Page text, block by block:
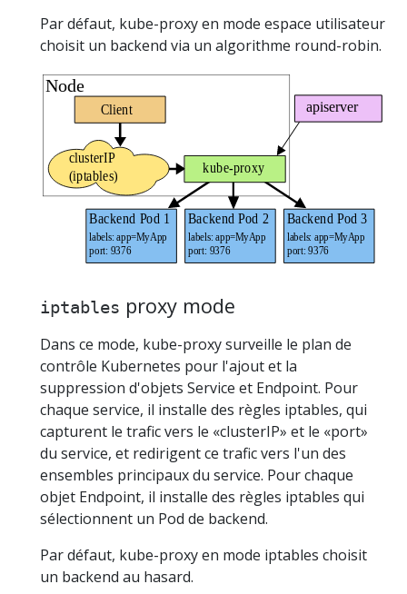
Par défaut, kube-proxy en mode espace utilisateur
choisit un backend via un algorithme round-robin.
iptables proxy mode
Dans ce mode, kube-proxy surveille le plan de
contrôle Kubernetes pour l'ajout et la
suppression d'objets Service et Endpoint. Pour
chaque service, il installe des règles iptables, qui
capturent le trafic vers le «clusterIP» et le «port»
du service, et redirigent ce trafic vers l'un des
ensembles principaux du service. Pour chaque
objet Endpoint, il installe des règles iptables qui
sélectionnent un Pod de backend.
Par défaut, kube-proxy en mode iptables choisit
un backend au hasard.